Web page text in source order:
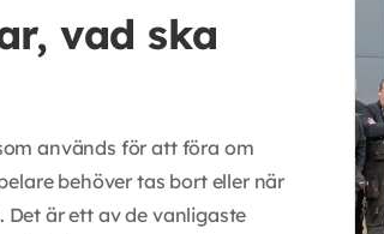
vad ska
används för att föra om
behöver tas bort eller när
är ett av de vanligaste